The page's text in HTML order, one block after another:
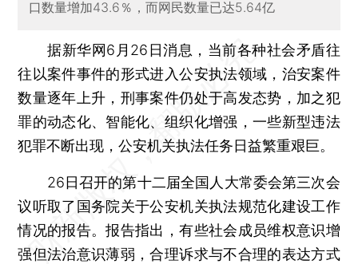
口数量增加43.6％，而网民数量已达5.64亿
据新华网6月26日消息，当前各种社会矛盾往
往以案件事件的形式进入公安执法领域，治安案件
数量逐年上升，刑事案件仍处于高发态势，加之犯
罪的动态化、智能化、组织化增强，一些新型违法
犯罪不断出现，公安机关执法任务日益繁重艰巨。
26日召开的第十二届全国人大常委会第三次会
议听取了国务院关于公安机关执法规范化建设工作
情况的报告。报告指出，有些社会成员维权意识增
强但法治意识薄弱，合理诉求与不合理的表达方式